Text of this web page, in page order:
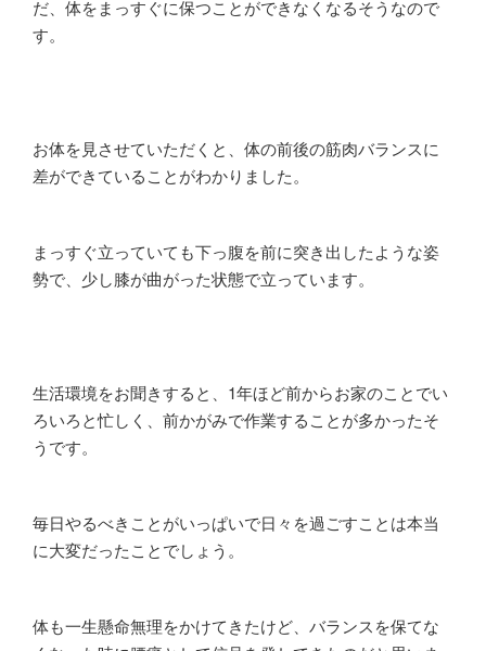
だ、体をまっすぐに保つことができなくなるそうなので
す。
お体を見させていただくと、体の前後の筋肉バランスに
差ができていることがわかりました。
まっすぐ立っていても下っ腹を前に突き出したような姿
勢で、少し膝が曲がった状態で立っています。
生活環境をお聞きすると、 1年ほど前からお家のことでい
ろいろと忙しく、前かがみで作業することが多かったそ
うです。
毎日やるべきことがいっぱいで日々を過ごすことは本当
に大変だったことでしょう。
体も一生懸命無理をかけてきたけど、バランスを保てな